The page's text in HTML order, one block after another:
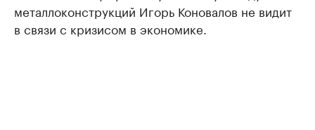
металлоконструкций Игорь Коновалов не видит
в связи с кризисом в экономике.